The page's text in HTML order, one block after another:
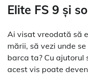
Elite FS 9 și
Ai visat vreodată să
mării, să vezi unde
barca ta? Cu ajutorul
acest vis poate